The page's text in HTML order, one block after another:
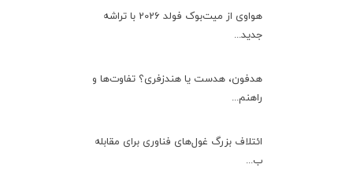
هواوی از میت‌بوک فولد 2026 با تراشه
جدید...
هدفون، هدست یا هندزفری؟ تفاوت‌ها و
راهنم...
ائتلاف بزرگ غول‌های فناوری برای مقابله
ب...